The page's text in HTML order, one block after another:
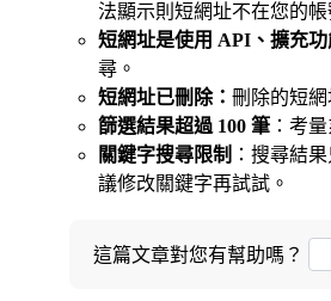
法顯示則短網址不在您的帳
短網址是使用 API、擴充
尋。
短網址已刪除： 刪除的短
篩選結果超過 100 筆 ：考
關鍵字搜尋限制 ：搜尋結
議修改關鍵字再試試。
這篇文章對您有幫助嗎？